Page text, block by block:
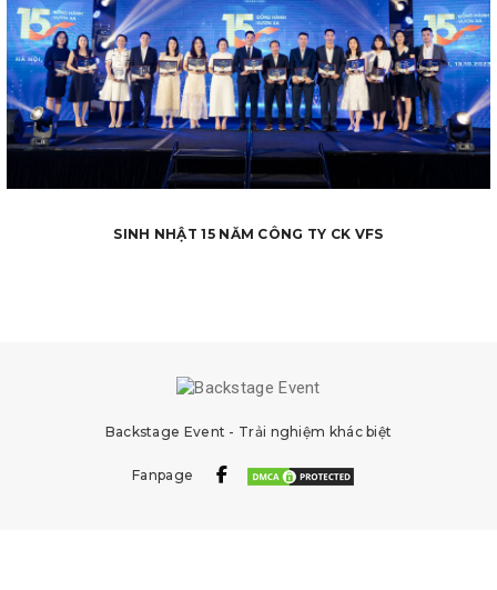
SINH NHẬT 15 NĂM CÔNG TY CK VFS
Backstage Event - Trải nghiệm khác biệt
Fanpage